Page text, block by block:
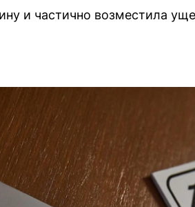
и частично возместила